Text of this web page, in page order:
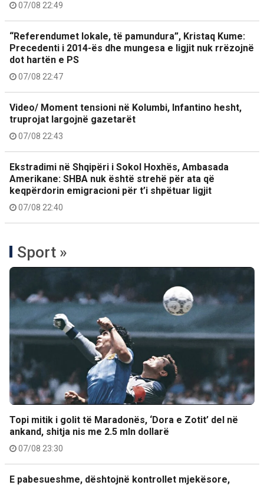
07/08 22:49
“Referendumet lokale, të pamundura”, Kristaq Kume:
Precedenti i 2014-ës dhe mungesa e ligjit nuk rrëzojnë
dot hartën e PS
07/08 22:47
Video/ Moment tensioni në Kolumbi, Infantino hesht,
truprojat largojnë gazetarët
07/08 22:43
Ekstradimi në Shqipëri i Sokol Hoxhës, Ambasada
Amerikane: SHBA nuk është strehë për ata që
keqpërdorin emigracioni për t’i shpëtuar ligjit
07/08 22:40
Sport »
Topi mitik i golit të Maradonës, ‘Dora e Zotit’ del në
ankand, shitja nis me 2.5 mln dollarë
07/08 23:30
E pabesueshme, dështojnë kontrollet mjekësore,